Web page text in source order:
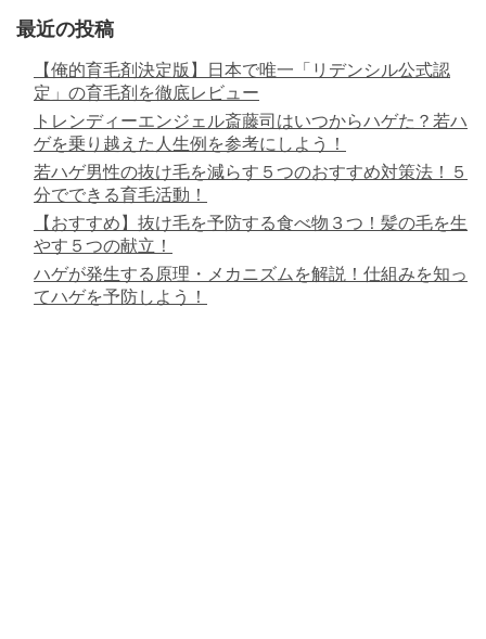
最近の投稿
【俺的育毛剤決定版】日本で唯一「リデンシル公式認
定」の育毛剤を徹底レビュー
トレンディーエンジェル斎藤司はいつからハゲた？若ハ
ゲを乗り越えた人生例を参考にしよう！
若ハゲ男性の抜け毛を減らす５つのおすすめ対策法！５
分でできる育毛活動！
【おすすめ】抜け毛を予防する食べ物３つ！髪の毛を生
やす５つの献立！
ハゲが発生する原理・メカニズムを解説！仕組みを知っ
てハゲを予防しよう！